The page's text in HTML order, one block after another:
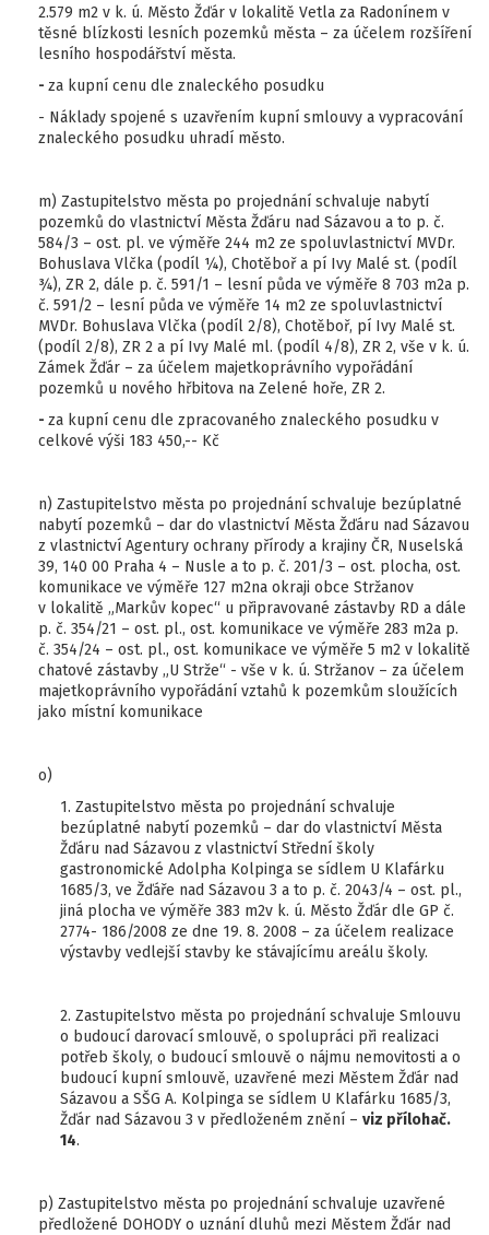
2.579 m2 v k. ú. Město Žďár v lokalitě Vetla za Radonínem v
těsné blízkosti lesních pozemků města – za účelem rozšíření
lesního hospodářství města.
- za kupní cenu dle znaleckého posudku
- Náklady spojené s uzavřením kupní smlouvy a vypracování
znaleckého posudku uhradí město.
m) Zastupitelstvo města po projednání schvaluje nabytí
pozemků do vlastnictví Města Žďáru nad Sázavou a to p. č.
584/3 – ost. pl. ve výměře 244 m2 ze spoluvlastnictví MVDr.
Bohuslava Vlčka (podíl ¼), Chotěboř a pí Ivy Malé st. (podíl
¾), ZR 2, dále p. č. 591/1 – lesní půda ve výměře 8 703 m2a p.
č. 591/2 – lesní půda ve výměře 14 m2 ze spoluvlastnictví
MVDr. Bohuslava Vlčka (podíl 2/8), Chotěboř, pí Ivy Malé st.
(podíl 2/8), ZR 2 a pí Ivy Malé ml. (podíl 4/8), ZR 2, vše v k. ú.
Zámek Žďár – za účelem majetkoprávního vypořádání
pozemků u nového hřbitova na Zelené hoře, ZR 2.
- za kupní cenu dle zpracovaného znaleckého posudku v
celkové výši 183 450,-- Kč
n) Zastupitelstvo města po projednání schvaluje bezúplatné
nabytí pozemků – dar do vlastnictví Města Žďáru nad Sázavou
z vlastnictví Agentury ochrany přírody a krajiny ČR, Nuselská
39, 140 00 Praha 4 – Nusle a to p. č. 201/3 – ost. plocha, ost.
komunikace ve výměře 127 m2na okraji obce Stržanov
v lokalitě „Markův kopec“ u připravované zástavby RD a dále
p. č. 354/21 – ost. pl., ost. komunikace ve výměře 283 m2a p.
č. 354/24 – ost. pl., ost. komunikace ve výměře 5 m2 v lokalitě
chatové zástavby „U Strže“ - vše v k. ú. Stržanov – za účelem
majetkoprávního vypořádání vztahů k pozemkům sloužících
jako místní komunikace
o)
1. Zastupitelstvo města po projednání schvaluje
bezúplatné nabytí pozemků – dar do vlastnictví Města
Žďáru nad Sázavou z vlastnictví Střední školy
gastronomické Adolpha Kolpinga se sídlem U Klafárku
1685/3, ve Žďáře nad Sázavou 3 a to p. č. 2043/4 – ost. pl.,
jiná plocha ve výměře 383 m2v k. ú. Město Žďár dle GP č.
2774- 186/2008 ze dne 19. 8. 2008 – za účelem realizace
výstavby vedlejší stavby ke stávajícímu areálu školy.
2. Zastupitelstvo města po projednání schvaluje Smlouvu
o budoucí darovací smlouvě, o spolupráci při realizaci
potřeb školy, o budoucí smlouvě o nájmu nemovitosti a o
budoucí kupní smlouvě, uzavřené mezi Městem Žďár nad
Sázavou a SŠG A. Kolpinga se sídlem U Klafárku 1685/3,
Žďár nad Sázavou 3 v předloženém znění – viz přílohač.
14.
p) Zastupitelstvo města po projednání schvaluje uzavřené
předložené DOHODY o uznání dluhů mezi Městem Žďár nad